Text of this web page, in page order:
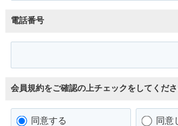
電話番号
会員規約をご確認の上チェックをしてくだ
同意する 同意